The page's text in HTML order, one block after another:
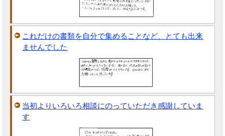
これだけの書類を自分で集めることなど、とても出来
ませんでした
当初よりいろいろ相談にのっていただき感謝していま
す